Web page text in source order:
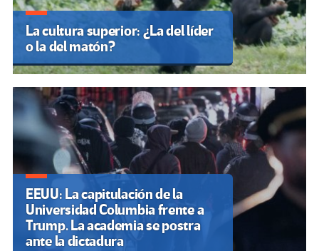
La cultura superior: ¿La del líder
o la del matón?
EEUU: La capitulación de la
Universidad Columbia frente a
Trump. La academia se postra
ante la dictadura